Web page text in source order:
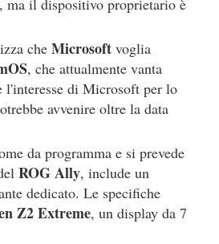
ma il dispositivo proprietario è
che Microsoft voglia
, che attualmente vanta
l'interesse di Microsoft per lo
avvenire oltre la data
da programma e si prevede
ROG Ally, include un
dedicato. Le specifiche
Z2 Extreme, un display da 7